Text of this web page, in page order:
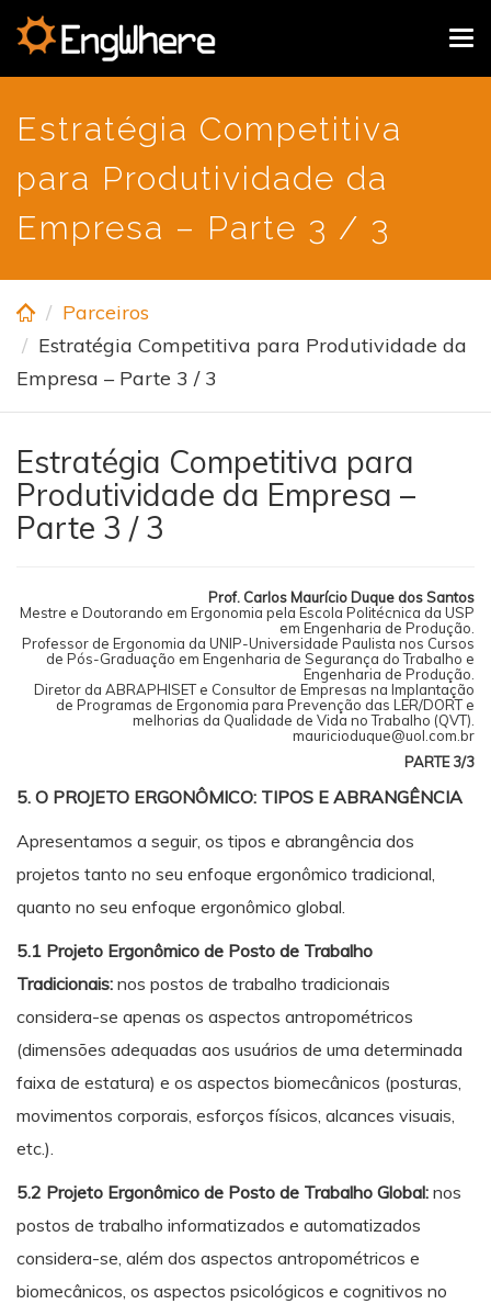
Skip
main
content
Estratégia Competitiva
para Produtividade da
Empresa – Parte 3 / 3
Parceiros
Estratégia Competitiva para Produtividade da
Empresa – Parte 3 / 3
Estratégia Competitiva para
Produtividade da Empresa –
Parte 3 / 3
Prof. Carlos Maurício Duque dos Santos
Mestre e Doutorando em Ergonomia pela Escola Politécnica da USP
em Engenharia de Produção.
Professor de Ergonomia da UNIP-Universidade Paulista nos Cursos
de Pós-Graduação em Engenharia de Segurança do Trabalho e
Engenharia de Produção.
Diretor da ABRAPHISET e Consultor de Empresas na Implantação
de Programas de Ergonomia para Prevenção das LER/DORT e
melhorias da Qualidade de Vida no Trabalho (QVT).
mauricioduque@uol.com.br
PARTE 3/3
5. O PROJETO ERGONÔMICO: TIPOS E ABRANGÊNCIA
Apresentamos a seguir, os tipos e abrangência dos
projetos tanto no seu enfoque ergonômico tradicional,
quanto no seu enfoque ergonômico global.
5.1 Projeto Ergonômico de Posto de Trabalho
Tradicionais: nos postos de trabalho tradicionais
considera-se apenas os aspectos antropométricos
(dimensões adequadas aos usuários de uma determinada
faixa de estatura) e os aspectos biomecânicos (posturas,
movimentos corporais, esforços físicos, alcances visuais,
etc.).
5.2 Projeto Ergonômico de Posto de Trabalho Global: nos
postos de trabalho informatizados e automatizados
considera-se, além dos aspectos antropométricos e
biomecânicos, os aspectos psicológicos e cognitivos no